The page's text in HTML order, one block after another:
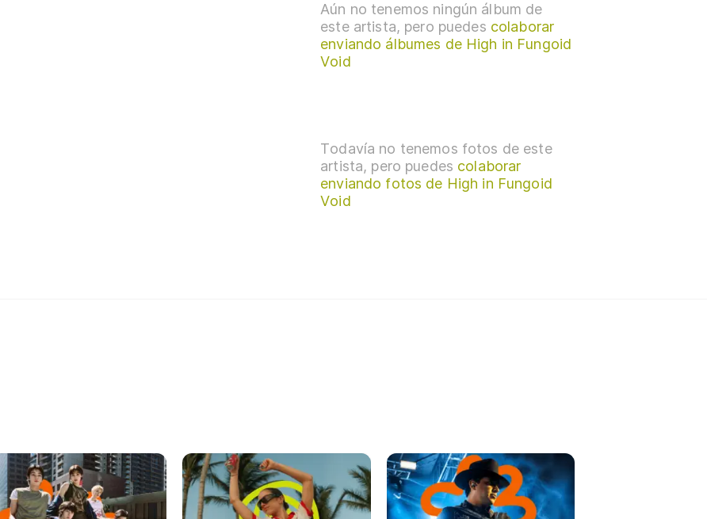
Aún no tenemos ningún álbum de
este artista, pero puedes colaborar
enviando álbumes de High in Fungoid
Void
Todavía no tenemos fotos de este
artista, pero puedes colaborar
enviando fotos de High in Fungoid
Void